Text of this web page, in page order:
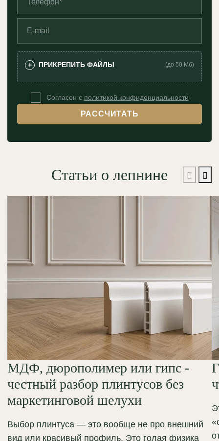
+ ПРИКРЕПИТЬ ФАЙЛЫ (до 50 Мб)
Согласен с политикой конфиденциальности
РАССЧИТАТЬ
Статьи о лепнине
МДФ, дюрополимер или гипс -
честный разбор плинтусов без
маркетинговой шелухи
Выбор плинтуса — это вообще не про внешний
вид или красивый профиль. Это голая физика